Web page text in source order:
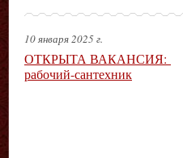
10 января 2025 г.
ОТКРЫТА ВАКАНСИЯ:
рабочий-сантехник